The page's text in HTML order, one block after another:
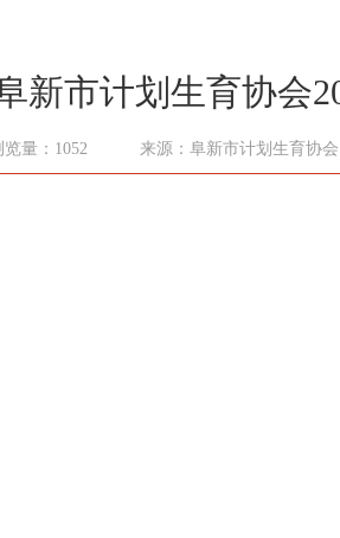
新市计划生育协会
览量：1052 来源：阜新市计划生育协会